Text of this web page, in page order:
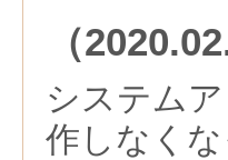
（
システム
作しなく